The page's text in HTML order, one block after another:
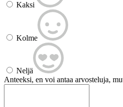
Kaksi
Kolme
Neljä
Anteeksi, en voi antaa arvosteluja,